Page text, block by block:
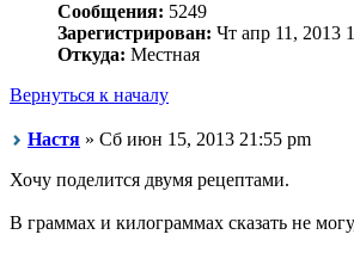
Сообщения: 5249
Зарегистрирован: Чт апр 11, 2013
Откуда: Местная
Вернуться к началу
Настя » Сб июн 15, 2013 21:55 pm
Хочу поделится двумя рецептами.
В граммах и килограммах сказать не